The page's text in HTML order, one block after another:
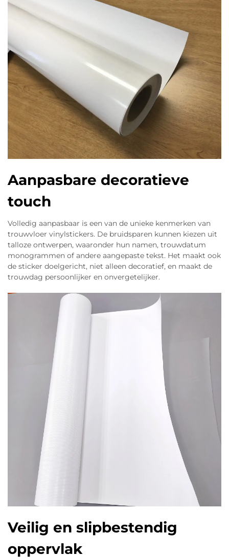
Aanpasbare decoratieve
touch
Volledig aanpasbaar is een van de unieke kenmerken van
trouwvloer vinylstickers. De bruidsparen kunnen kiezen uit
talloze ontwerpen, waaronder hun namen, trouwdatum
monogrammen of andere aangepaste tekst. Het maakt ook
de sticker doelgericht, niet alleen decoratief, en maakt de
trouwdag persoonlijker en onvergetelijker.
Veilig en slipbestendig
oppervlak